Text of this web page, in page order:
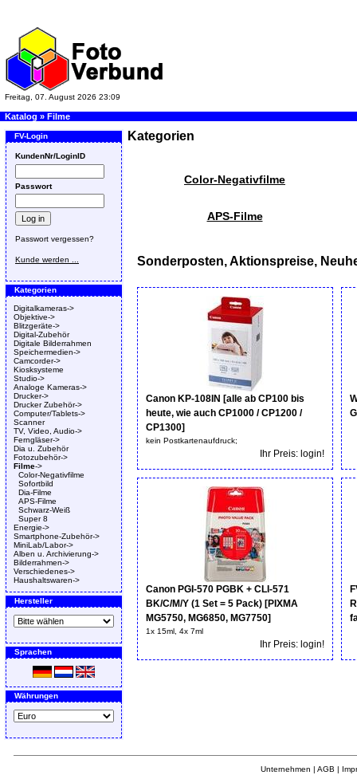
Freitag, 07. August 2026 23:09
Katalog » Filme
FV-Login
KundenNr/LoginID
Passwort
Passwort vergessen?
Kunde werden ...
Kategorien
Digitalkameras->
Objektive->
Blitzgeräte->
Digital-Zubehör
Digitale Bilderrahmen
Speichermedien->
Camcorder->
Kiosksysteme
Studio->
Analoge Kameras->
Drucker->
Drucker Zubehör->
Computer/Tablets->
Scanner
TV, Video, Audio->
Ferngläser->
Dia u. Zubehör
Fotozubehör->
Filme->
Color-Negativfilme
Sofortbild
Dia-Filme
APS-Filme
Schwarz-Weiß
Super 8
Energie->
Smartphone-Zubehör->
MiniLab/Labor->
Alben u. Archivierung->
Bilderrahmen->
Verschiedenes->
Haushaltswaren->
Hersteller
Sprachen
Währungen
Kategorien
Color-Negativfilme
APS-Filme
Sonderposten, Aktionspreise,
Canon KP-108IN [alle ab CP100 bis
heute, wie auch CP1000 / CP1200 /
CP1300]
kein Postkartenaufdruck;
Ihr Preis: login!
Canon PGI-570 PGBK + CLI-571
BK/C/M/Y (1 Set = 5 Pack) [PIXMA
MG5750, MG6850, MG7750]
1x 15ml, 4x 7ml
Ihr Preis: login!
Unternehmen | AGB |